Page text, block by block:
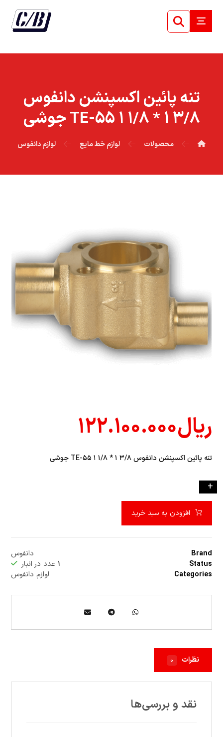
تنه پائين اکسپنشن دانفوس
۳/۸ ۱ * ۱/۸ ۱ ۵۵-TE جوشي
محصولات لوازم خط مایع لوازم دانفوس
ریال۱۲۲.۱۰۰.۰۰۰
تنه پائين اکسپنشن دانفوس ۳/۸ ۱ * ۱/۸ ۱ ۵۵-TE جوشي
+
افزودن به سبد خرید
Brand
دانفوس
Status
۱ عدد در انبار
Categories
لوازم دانفوس
نظرات ۰
نقد و بررسی‌ها